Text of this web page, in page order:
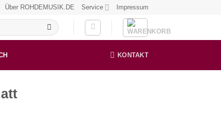
Über ROHDEMUSIK.DE Service Impressum
KONTAKT